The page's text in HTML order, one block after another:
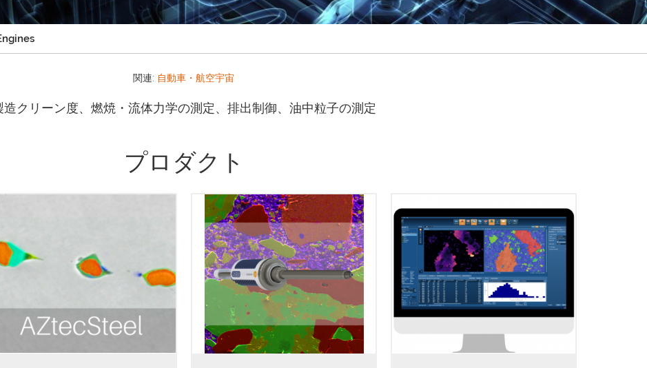
関連: 自動車・航空宇宙
造クリーン度、燃焼・流体力学の測定、排出制御、油中粒子の測定
プロダクト
た。 AZtecSteel は、走査型電子顕微
鏡 (SEM) に付属したエネルギー分散
型X線マイクロアナライザ (EDS) を使
用し、鋼の介在物の分析および分類
鉄鉱介在物分析パッケージです。
AZtecSteel により、介在物の検出、
ットは公表規格に従って処理されま
AZtecLiveOneソフトウェアプラット
フォームは、EDSのような複雑なタ
スクを可能な限り迅速かつ簡単にす
るための理想的なソリューションで
す。 膨大なトレーニングやEDSの高
度な知識は必要ありません。 お客様
はわずかなトレーニングで、信頼性
のある結果が得られます。
は、EBSD解析の第一歩です。
AZtecCrystalはEBSDデータを処理・
解析するために必要な全てのツール
を備え、材料に関する問題を解決し
ます。 AZtecHKLとシームレスに連
携し、かつスタンドアローンのプロ
グラムとしても操作できる
AZtecCrystalは、エキスパートから
なEBSDデータ解析ツールとなりま
す。